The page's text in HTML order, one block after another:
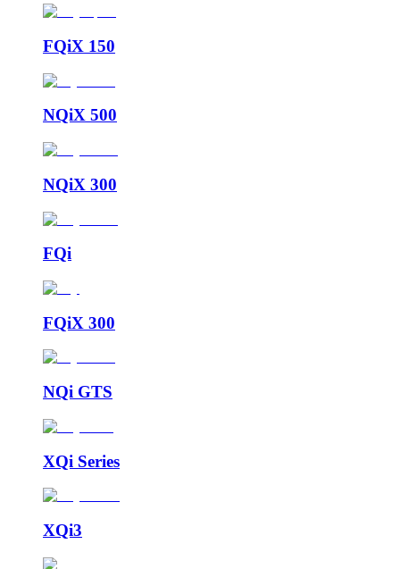
FQiX 150
NQiX 500
NQiX 300
FQi
FQiX 300
NQi GTS
XQi Series
XQi3